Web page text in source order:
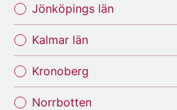
Jönköpings län
Kalmar län
Kronoberg
Norrbotten